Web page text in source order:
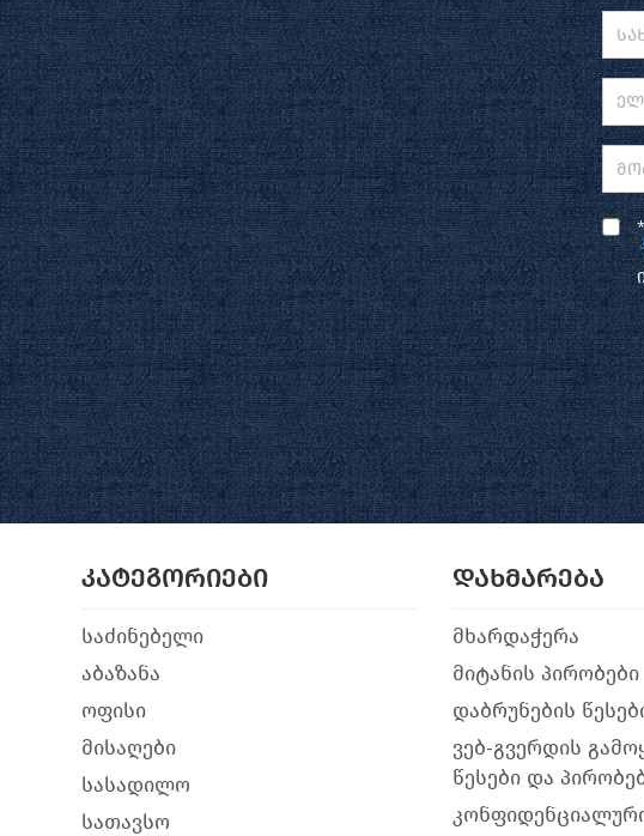
კატეგორიები
საძინებელი
აბაზანა
ოფისი
მისაღები
სასადილო
სათავსო
დახმარება
მხარდაჭერა
მიტანის პირობები
დაბრუნების
ვებ-გვერდის
წესები და